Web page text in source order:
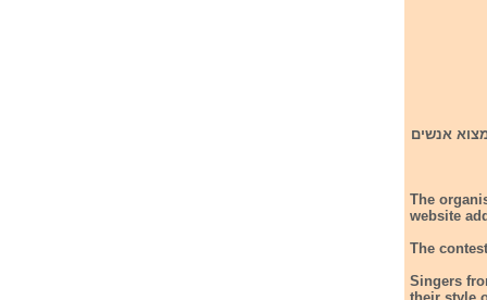
אנשים
The
website
The
Singers